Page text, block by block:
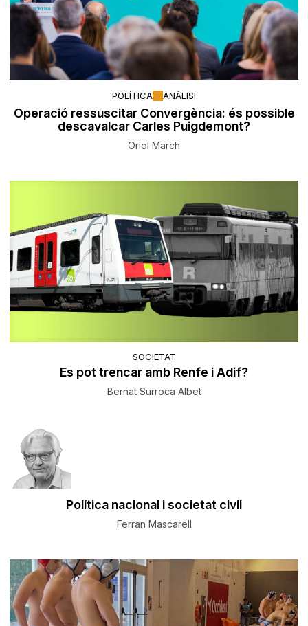
POLÍTICA ANÀLISI
Operació ressuscitar Convergència: és possible
descavalcar Carles Puigdemont?
Oriol March
SOCIETAT
Es pot trencar amb Renfe i Adif?
Bernat Surroca Albet
Política nacional i societat civil
Ferran Mascarell